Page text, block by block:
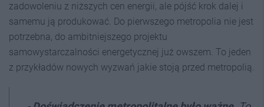
zadowoleniu z niższych cen energii, ale pójść krok dalej i
samemu ją produkować. Do pierwszego metropolia nie jest
potrzebna, do ambitniejszego projektu
samowystarczalności energetycznej już owszem. To jeden
z przykładów nowych wyzwań jakie stoją przed metropolią.